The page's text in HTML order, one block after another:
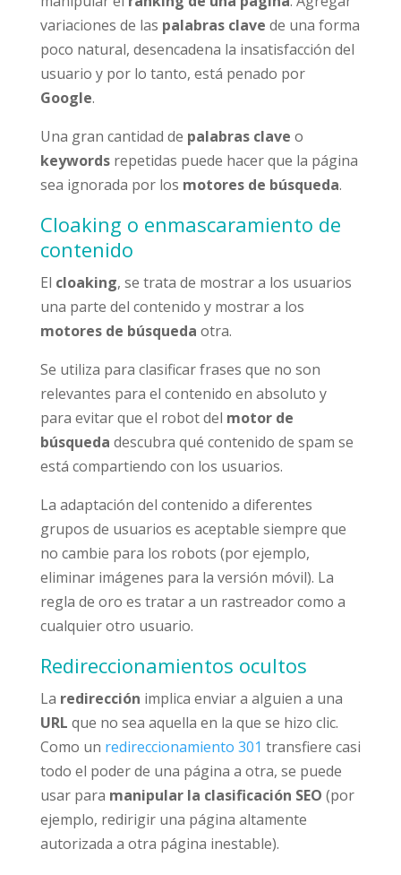
variaciones de las palabras clave de una forma
poco natural, desencadena la insatisfacción del
usuario y por lo tanto, está penado por
Google.
Una gran cantidad de palabras clave o
keywordsrepetidas puede hacer que la página
sea ignorada por los motores de búsqueda.
Cloaking o enmascaramiento de
contenido
El cloaking, se trata de mostrar a los usuarios
una parte del contenido y mostrar a los
motores de búsqueda otra.
Se utiliza para clasificar frases que no son
relevantes para el contenido en absoluto y
para evitar que el robot del motor de
búsqueda descubra qué contenido de spam se
está compartiendo con los usuarios.
La adaptación del contenido a diferentes
grupos de usuarios es aceptable siempre que
no cambie para los robots (por ejemplo,
eliminar imágenes para la versión móvil). La
regla de oro es tratar a un rastreador como a
cualquier otro usuario.
Redireccionamientos ocultos
La redirección implica enviar a alguien a una
URL que no sea aquella en la que se hizo clic.
Como un redireccionamiento 301 transfiere casi
todo el poder de una página a otra, se puede
usar para manipular la clasificación SEO (por
ejemplo, redirigir una página altamente
autorizada a otra página inestable).